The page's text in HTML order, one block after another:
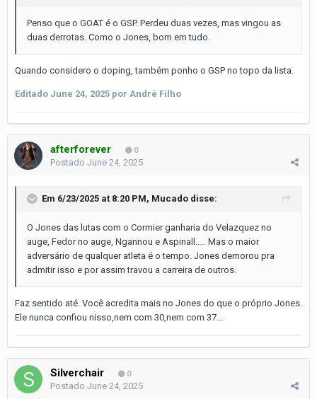
Penso que o GOAT é o GSP. Perdeu duas vezes, mas vingou as
duas derrotas. Como o Jones, bom em tudo.
Quando considero o doping, também ponho o GSP no topo da lista.
Editado June 24, 2025 por André Filho
afterforever 0
Postado June 24, 2025
Em 6/23/2025 at 8:20 PM, Mucado disse:
O Jones das lutas com o Cormier ganharia do Velazquez no
auge, Fedor no auge, Ngannou e Aspinall….. Mas o maior
adversário de qualquer atleta é o tempo. Jones demorou pra
admitir isso e por assim travou a carreira de outros.
Faz sentido até. Você acredita mais no Jones do que o próprio Jones.
Ele nunca confiou nisso,nem com 30,nem com 37...
Silverchair 0
Postado June 24, 2025